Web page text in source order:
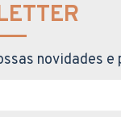
novidades e